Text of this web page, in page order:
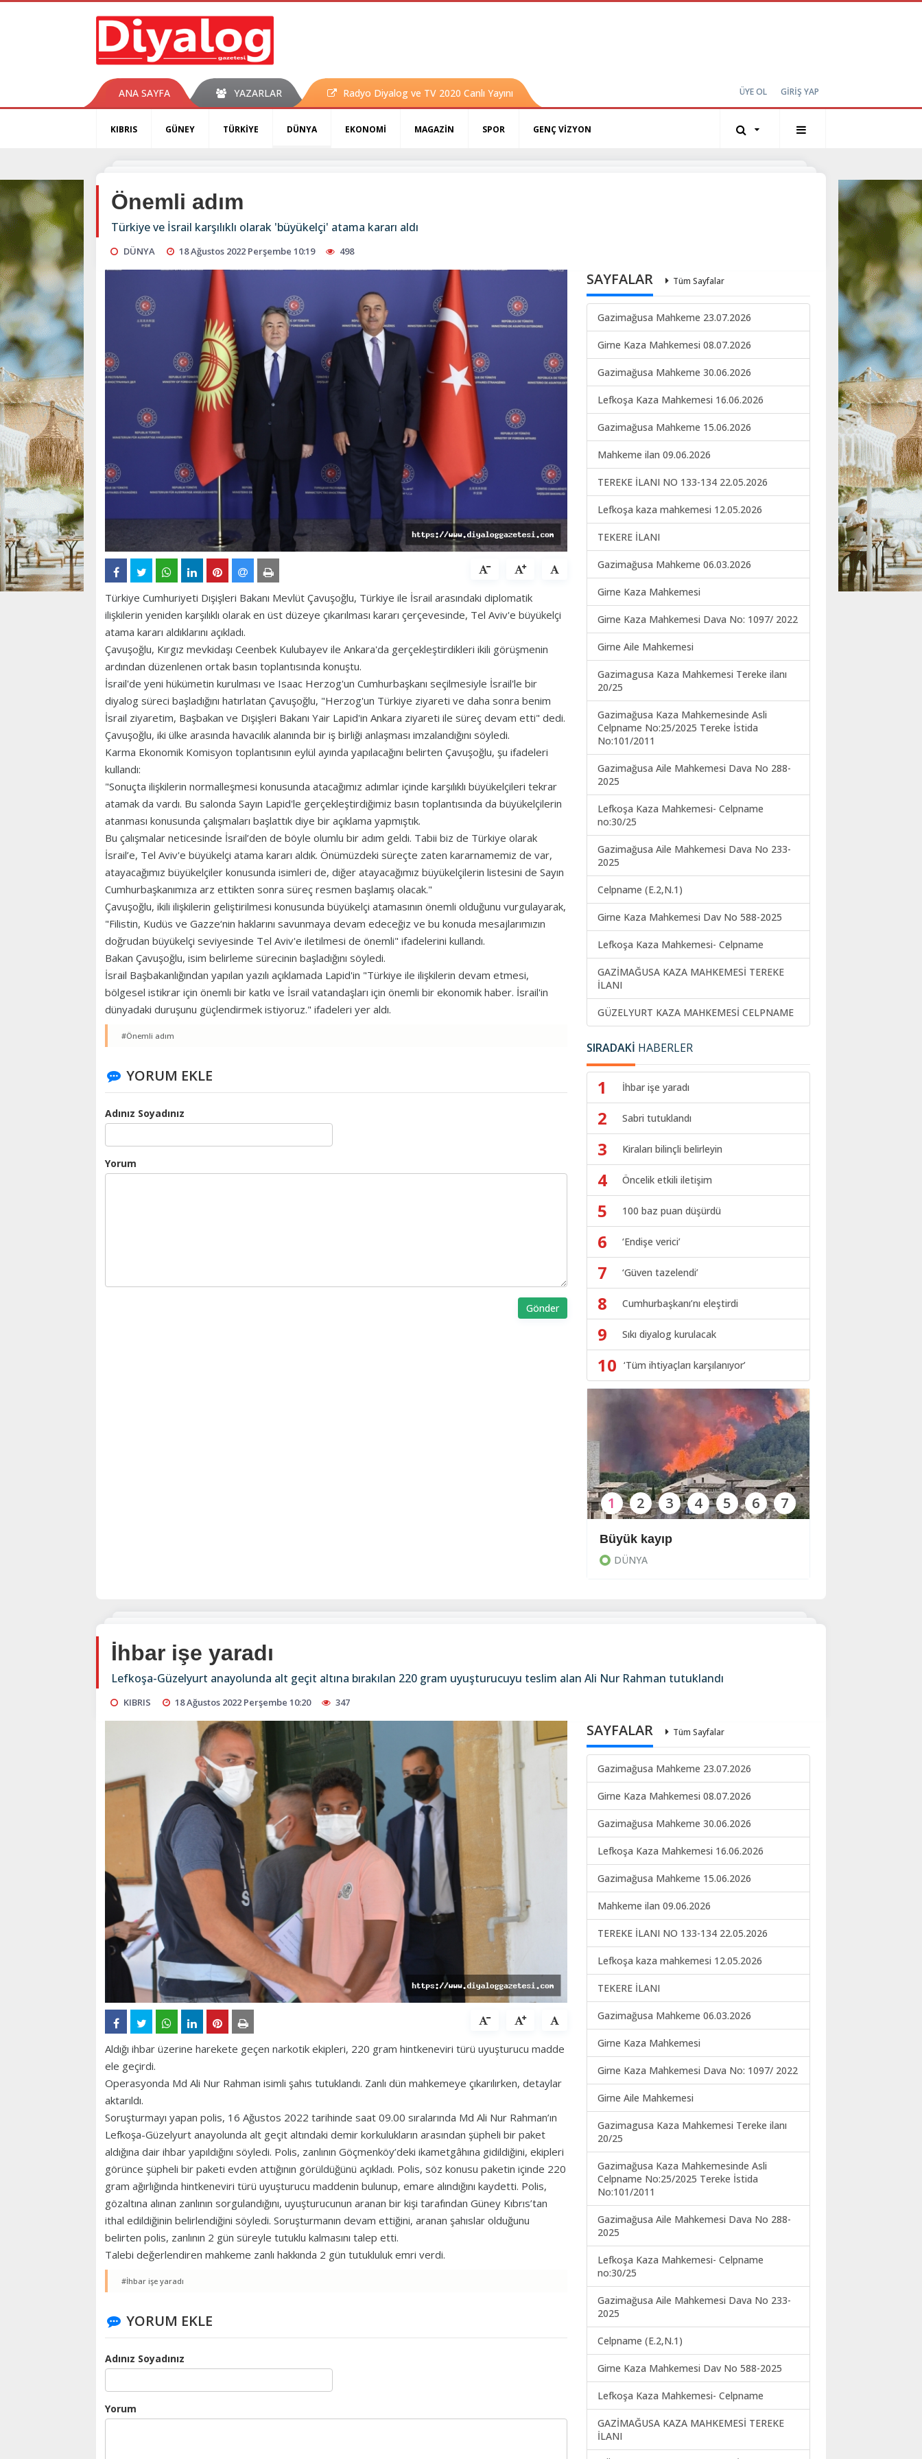
ANA SAYFA YAZARLAR Radyo Diyalog ve TV 2020 Canlı Yayını ÜYE OL GİRİŞ YAP
KIBRIS GÜNEY TÜRKİYE DÜNYA EKONOMİ MAGAZİN SPOR GENÇ VİZYON
Önemli adım
Türkiye ve İsrail karşılıklı olarak 'büyükelçi' atama kararı aldı
DÜNYA 18 Ağustos 2022 Perşembe 10:19 498
Türkiye Cumhuriyeti Dışişleri Bakanı Mevlüt Çavuşoğlu, Türkiye ile İsrail arasındaki diplomatik
ilişkilerin yeniden karşılıklı olarak en üst düzeye çıkarılması kararı çerçevesinde, Tel Aviv'e büyükelçi
atama kararı aldıklarını açıkladı.
Çavuşoğlu, Kırgız mevkidaşı Ceenbek Kulubayev ile Ankara'da gerçekleştirdikleri ikili görüşmenin
ardından düzenlenen ortak basın toplantısında konuştu.
İsrail'de yeni hükümetin kurulması ve Isaac Herzog'un Cumhurbaşkanı seçilmesiyle İsrail'le bir
diyalog süreci başladığını hatırlatan Çavuşoğlu, "Herzog'un Türkiye ziyareti ve daha sonra benim
İsrail ziyaretim, Başbakan ve Dışişleri Bakanı Yair Lapid'in Ankara ziyareti ile süreç devam etti" dedi.
Çavuşoğlu, iki ülke arasında havacılık alanında bir iş birliği anlaşması imzalandığını söyledi.
Karma Ekonomik Komisyon toplantısının eylül ayında yapılacağını belirten Çavuşoğlu, şu ifadeleri
kullandı:
"Sonuçta ilişkilerin normalleşmesi konusunda atacağımız adımlar içinde karşılıklı büyükelçileri tekrar
atamak da vardı. Bu salonda Sayın Lapid'le gerçekleştirdiğimiz basın toplantısında da büyükelçilerin
atanması konusunda çalışmaları başlattık diye bir açıklama yapmıştık.
Bu çalışmalar neticesinde İsrail’den de böyle olumlu bir adım geldi. Tabii biz de Türkiye olarak
İsrail’e, Tel Aviv'e büyükelçi atama kararı aldık. Önümüzdeki süreçte zaten kararnamemiz de var,
atayacağımız büyükelçiler konusunda isimleri de, diğer atayacağımız büyükelçilerin listesini de Sayın
Cumhurbaşkanımıza arz ettikten sonra süreç resmen başlamış olacak."
Çavuşoğlu, ikili ilişkilerin geliştirilmesi konusunda büyükelçi atamasının önemli olduğunu vurgulayarak,
"Filistin, Kudüs ve Gazze‘nin haklarını savunmaya devam edeceğiz ve bu konuda mesajlarımızın
doğrudan büyükelçi seviyesinde Tel Aviv'e iletilmesi de önemli" ifadelerini kullandı.
Bakan Çavuşoğlu, isim belirleme sürecinin başladığını söyledi.
İsrail Başbakanlığından yapılan yazılı açıklamada Lapid'in "Türkiye ile ilişkilerin devam etmesi,
bölgesel istikrar için önemli bir katkı ve İsrail vatandaşları için önemli bir ekonomik haber. İsrail'in
dünyadaki duruşunu güçlendirmek istiyoruz." ifadeleri yer aldı.
#Önemli adım
YORUM EKLE
Adınız Soyadınız
Yorum
Gönder
SAYFALAR Tüm Sayfalar
Gazimağusa Mahkeme 23.07.2026
Girne Kaza Mahkemesi 08.07.2026
Gazimağusa Mahkeme 30.06.2026
Lefkoşa Kaza Mahkemesi 16.06.2026
Gazimağusa Mahkeme 15.06.2026
Mahkeme ilan 09.06.2026
TEREKE İLANI NO 133-134 22.05.2026
Lefkoşa kaza mahkemesi 12.05.2026
TEKERE İLANI
Gazimağusa Mahkeme 06.03.2026
Girne Kaza Mahkemesi
Girne Kaza Mahkemesi Dava No: 1097/ 2022
Girne Aile Mahkemesi
Gazimagusa Kaza Mahkemesi Tereke ilanı
20/25
Gazimağusa Kaza Mahkemesinde Asli
Celpname No:25/2025 Tereke İstida
No:101/2011
Gazimağusa Aile Mahkemesi Dava No 288-
2025
Lefkoşa Kaza Mahkemesi- Celpname
no:30/25
Gazimağusa Aile Mahkemesi Dava No 233-
2025
Celpname (E.2,N.1)
Girne Kaza Mahkemesi Dav No 588-2025
Lefkoşa Kaza Mahkemesi- Celpname
GAZİMAĞUSA KAZA MAHKEMESİ TEREKE
İLANI
GÜZELYURT KAZA MAHKEMESİ CELPNAME
SIRADAKİ HABERLER
1 İhbar işe yaradı
2 Sabri tutuklandı
3 Kiraları bilinçli belirleyin
4 Öncelik etkili iletişim
5 100 baz puan düşürdü
6 ‘Endişe verici’
7 ‘Güven tazelendi’
8 Cumhurbaşkanı’nı eleştirdi
9 Sıkı diyalog kurulacak
10 ‘Tüm ihtiyaçları karşılanıyor’
Büyük kayıp
DÜNYA
1 2 3 4 5 6 7
İhbar işe yaradı
Lefkoşa-Güzelyurt anayolunda alt geçit altına bırakılan 220 gram uyuşturucuyu teslim alan Ali Nur Rahman tutuklandı
KIBRIS 18 Ağustos 2022 Perşembe 10:20 347
Aldığı ihbar üzerine harekete geçen narkotik ekipleri, 220 gram hintkeneviri türü uyuşturucu madde
ele geçirdi.
Operasyonda Md Ali Nur Rahman isimli şahıs tutuklandı. Zanlı dün mahkemeye çıkarılırken, detaylar
aktarıldı.
Soruşturmayı yapan polis, 16 Ağustos 2022 tarihinde saat 09.00 sıralarında Md Ali Nur Rahman’ın
Lefkoşa-Güzelyurt anayolunda alt geçit altındaki demir korkulukların arasından şüpheli bir paket
aldığına dair ihbar yapıldığını söyledi. Polis, zanlının Göçmenköy’deki ikametgâhına gidildiğini, ekipleri
görünce şüpheli bir paketi evden attığının görüldüğünü açıkladı. Polis, söz konusu paketin içinde 220
gram ağırlığında hintkeneviri türü uyuşturucu maddenin bulunup, emare alındığını kaydetti. Polis,
gözaltına alınan zanlının sorgulandığını, uyuşturucunun aranan bir kişi tarafından Güney Kıbrıs’tan
ithal edildiğinin belirlendiğini söyledi. Soruşturmanın devam ettiğini, aranan şahıslar olduğunu
belirten polis, zanlının 2 gün süreyle tutuklu kalmasını talep etti.
Talebi değerlendiren mahkeme zanlı hakkında 2 gün tutukluluk emri verdi.
#İhbar işe yaradı
YORUM EKLE
Adınız Soyadınız
Yorum
SAYFALAR Tüm Sayfalar
Gazimağusa Mahkeme 23.07.2026
Girne Kaza Mahkemesi 08.07.2026
Gazimağusa Mahkeme 30.06.2026
Lefkoşa Kaza Mahkemesi 16.06.2026
Gazimağusa Mahkeme 15.06.2026
Mahkeme ilan 09.06.2026
TEREKE İLANI NO 133-134 22.05.2026
Lefkoşa kaza mahkemesi 12.05.2026
TEKERE İLANI
Gazimağusa Mahkeme 06.03.2026
Girne Kaza Mahkemesi
Girne Kaza Mahkemesi Dava No: 1097/ 2022
Girne Aile Mahkemesi
Gazimagusa Kaza Mahkemesi Tereke ilanı
20/25
Gazimağusa Kaza Mahkemesinde Asli
Celpname No:25/2025 Tereke İstida
No:101/2011
Gazimağusa Aile Mahkemesi Dava No 288-
2025
Lefkoşa Kaza Mahkemesi- Celpname
no:30/25
Gazimağusa Aile Mahkemesi Dava No 233-
2025
Celpname (E.2,N.1)
Girne Kaza Mahkemesi Dav No 588-2025
Lefkoşa Kaza Mahkemesi- Celpname
GAZİMAĞUSA KAZA MAHKEMESİ TEREKE
İLANI